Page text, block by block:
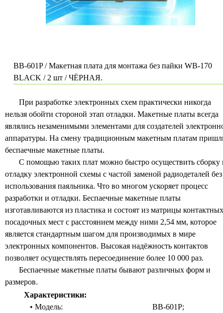
BB-601P / Макетная плата для монтажа без пайки WB-170
BLACK / 2 шт / ЧЁРНАЯ.
При разработке электронных схем практически никогда
нельзя обойти стороной этап отладки. Макетные платы всегда
являлись незаменимыми элементами для создателей
аппаратуры. На смену традиционным макетным платам
беспаечные макетные платы.
С помощью таких плат можно быстро осуществить сборку
отладку электронной схемы с частой заменой радиодеталей без
использования паяльника. Что во многом ускоряет процесс
разработки и отладки. Беспаечные макетные платы
изготавливаются из пластика и состоят из матрицы контактных
посадочных мест с расстоянием между ними 2,54 мм, которое
является стандартным шагом для производимых в мире
электронных компонентов. Высокая надёжность контактов
позволяет осуществлять пересоединение более 10 000 раз.
Беспаечные макетные платы бывают различных форм и
размеров.
Характеристики:
• Модель:
BB-601P;